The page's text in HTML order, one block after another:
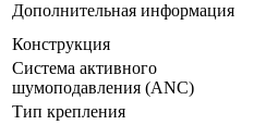
Дополнительная информация
Конструкция
Система активного
шумоподавления (ANC)
Тип крепления